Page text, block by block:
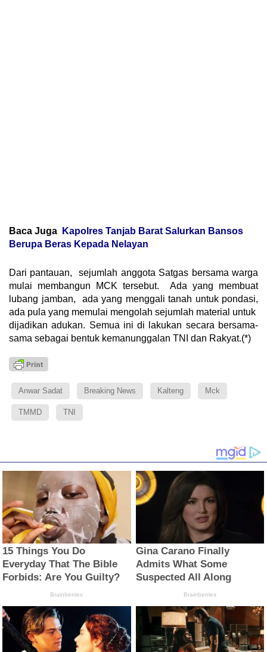
Baca Juga
Kapolres Tanjab Barat Salurkan Bansos
Berupa Beras Kepada Nelayan
Dari pantauan, sejumlah anggota Satgas bersama warga
mulai membangun MCK tersebut. Ada yang membuat
lubang jamban, ada yang menggali tanah untuk pondasi,
ada pula yang memulai mengolah sejumlah material untuk
dijadikan adukan. Semua ini di lakukan secara bersama-
sama sebagai bentuk kemanunggalan TNI dan Rakyat.(*)
Anwar Sadat Breaking News Kalteng Mck
TMMD TNI